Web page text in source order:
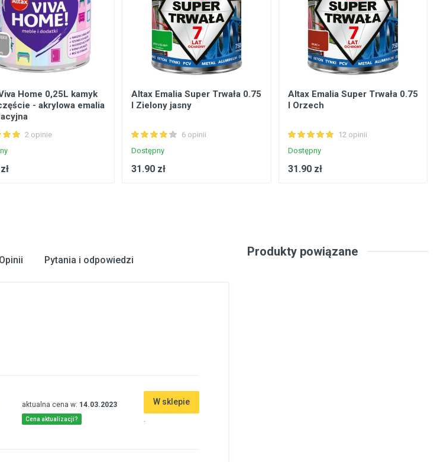
Home 0,25L kamyk
- akrylowa emalia
2 opinie
Altax Emalia Super Trwała 0.75
l Zielony jasny
6 opinii
Dostępny
31.90 zł
Altax Emalia Super Trwała 0.75
l Orzech
12 opinii
Dostępny
31.90 zł
Opinii Pytania i odpowiedzi
aktualna cena w: 14.03.2023
Cena aktualizacji?
W sklepie
.
Produkty powiązane